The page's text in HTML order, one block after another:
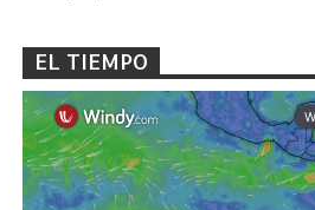
EL TIEMPO